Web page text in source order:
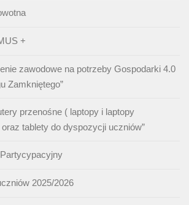
+
zawodowe na potrzeby Gospodarki 4.0
Zamkniętego”
przenośne ( laptopy i laptopy
tablety do dyspozycji uczniów”
2025/2026